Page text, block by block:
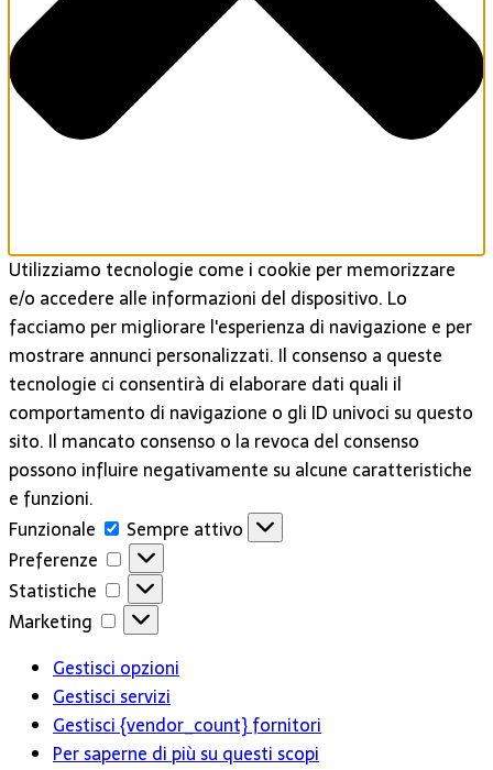
Utilizziamo tecnologie come i cookie per memorizzare
e/o accedere alle informazioni del dispositivo. Lo
facciamo per migliorare l'esperienza di navigazione e per
mostrare annunci personalizzati. Il consenso a queste
tecnologie ci consentirà di elaborare dati quali il
comportamento di navigazione o gli ID univoci su questo
sito. Il mancato consenso o la revoca del consenso
possono influire negativamente su alcune caratteristiche
e funzioni.
Funzionale
Funzionale
Sempre attivo
Preferenze
Preferenze
Statistiche
Statistiche
Marketing
Marketing
Gestisci opzioni
Gestisci servizi
Gestisci {vendor_count} fornitori
Per saperne di più su questi scopi